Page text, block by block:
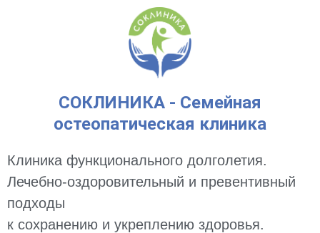
СОКЛИНИКА - Семейная
остеопатическая клиника
Клиника функционального долголетия.
Лечебно-оздоровительный и превентивный
подходы
к сохранению и укреплению здоровья.